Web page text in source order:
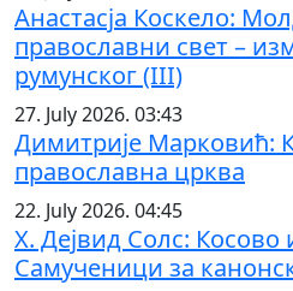
Анастасја Коскело:
православни свет –
румунског (III)
27. July 2026. 03:43
Димитрије Марковић:
православна црква
22. July 2026. 04:45
Х. Дејвид Солс: Косово
Самученици за